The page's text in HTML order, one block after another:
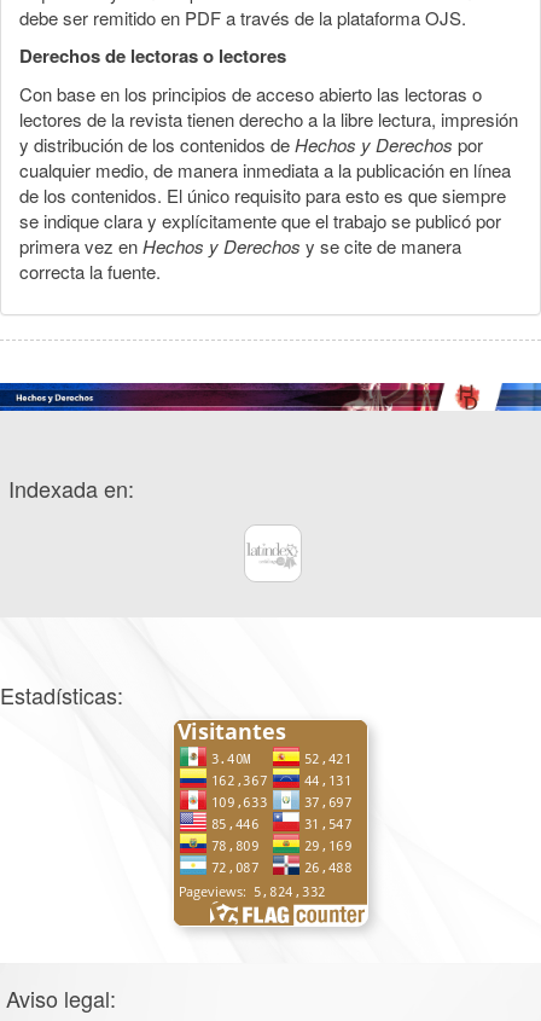
debe ser remitido en PDF a través de la plataforma OJS.
Derechos de lectoras o lectores
Con base en los principios de acceso abierto las lectoras o
lectores de la revista tienen derecho a la libre lectura, impresión
y distribución de los contenidos deHechos y Derechos por
cualquier medio, de manera inmediata a la publicación en línea
de los contenidos. El único requisito para esto es que siempre
se indique clara y explícitamente que el trabajo se publicó por
primera vez enHechos y Derechos y se cite de manera
correcta la fuente.
Indexada en:
Estadísticas:
Aviso legal: